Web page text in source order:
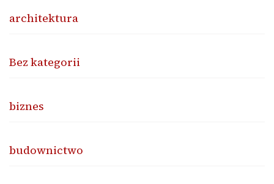
architektura
Bez kategorii
biznes
budownictwo